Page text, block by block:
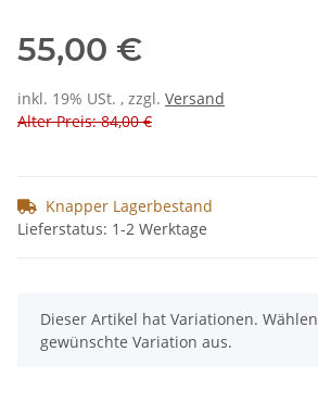
55,00 €
inkl. 19% USt. , zzgl. Versand
Alter Preis: 84,00 €
Knapper Lagerbestand
Lieferstatus: 1-2 Werktage
x
Dieser Artikel hat Variationen.
gewünschte Variation aus.